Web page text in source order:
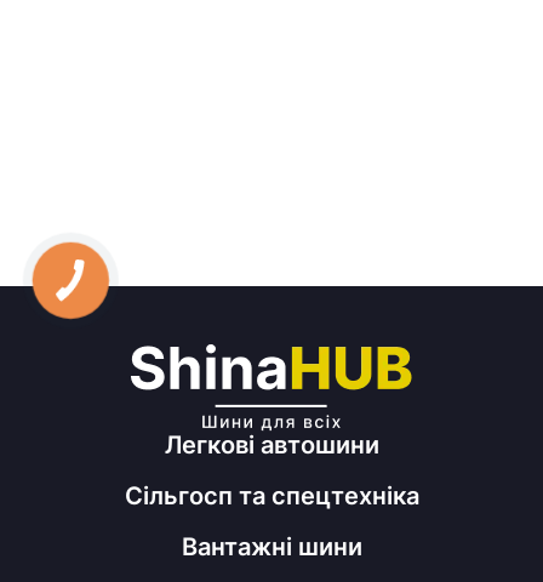
Легкові автошини
Сільгосп та спецтехніка
Вантажні шини